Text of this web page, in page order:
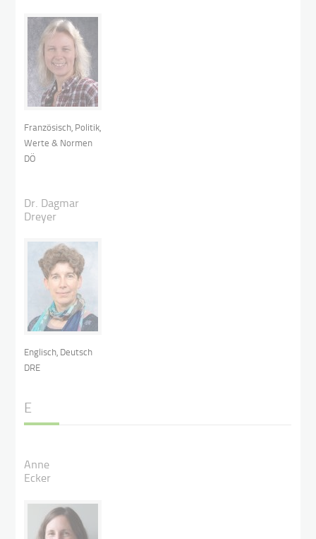
Französisch, Politik,
Werte & Normen
DÖ
Dr. Dagmar
Dreyer
Englisch, Deutsch
DRE
E
Anne
Ecker